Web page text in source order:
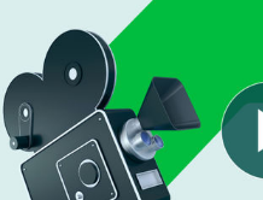
376
1264
672
1268
กรอกความเห็นขอ